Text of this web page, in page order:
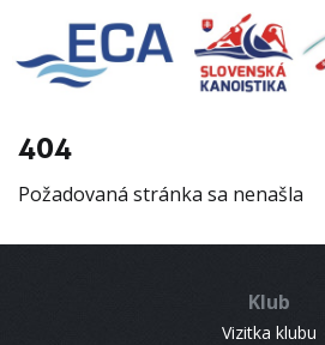
404
Požadovaná stránka sa nenašla
Klub
Vizitka klubu
EURO 19
INFO
RESULTS
CONTACT